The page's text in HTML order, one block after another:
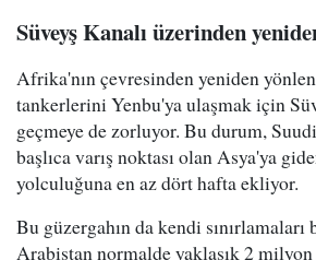
Süveyş Kanalı üzerinden
Afrika'nın çevresinden yeniden
tankerlerini Yenbu'ya ulaşmak için
geçmeye de zorluyor. Bu durum,
başlıca varış noktası olan Asya'ya
yolculuğuna en az dört hafta ekliyor.
Bu güzergahın da kendi
Arabistan normalde yaklaşık 2